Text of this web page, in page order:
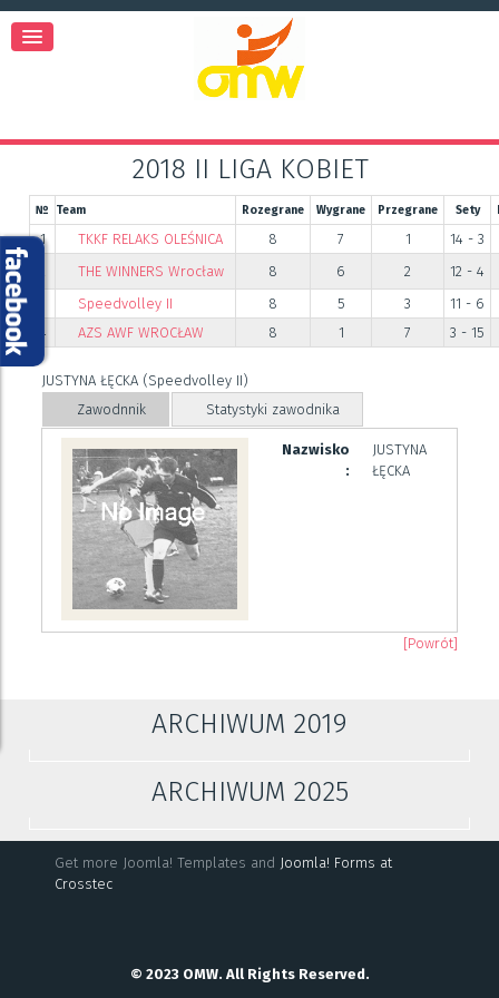
2018 II LIGA KOBIET
№ Team Rozegrane Wygrane Przegrane Sety
1 TKKF RELAKS OLEŚNICA 8 7 1
14 - 3
THE WINNERS Wrocław 8 6 2
12 - 4
Speedvolley II 8 5 3
11 - 6
4
AZS AWF WROCŁAW 8 1 7 3 - 15
JUSTYNA ŁĘCKA (Speedvolley II)
Zawodnnik
Statystyki zawodnika
Nazwisko
:
JUSTYNA
ŁĘCKA
[Powrót]
ARCHIWUM 2019
ARCHIWUM 2025
Get more Joomla! Templates and Joomla! Forms at
Crosstec
© 2023 OMW. All Rights Reserved.